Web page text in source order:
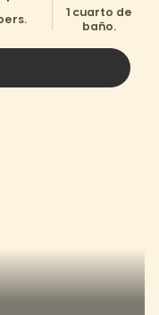
1 cuarto de
baño.